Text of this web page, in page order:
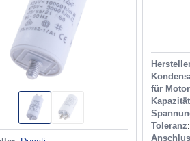
für
Kapazität
Toleranz